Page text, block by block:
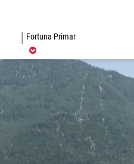
Fortuna Primar(ausgewählt)